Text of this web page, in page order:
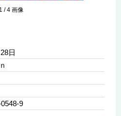
1 /4画像
日
9